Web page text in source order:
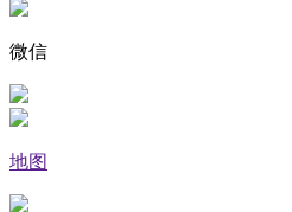
微信
地图